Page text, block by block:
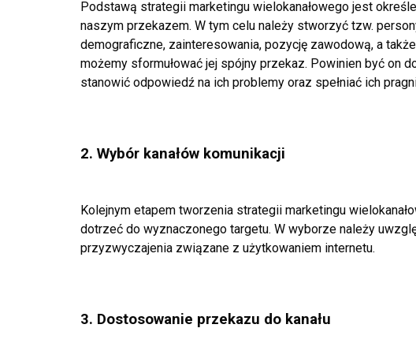
Podstawą strategii marketingu wielokanałowego jest
naszym przekazem. W tym celu należy stworzyć tzw.
demograficzne, zainteresowania, pozycję zawodową, a także
możemy sformułować jej spójny przekaz. Powinien być on
stanowić odpowiedź na ich problemy oraz spełniać ich
2. Wybór kanałów komunikacji
Kolejnym etapem tworzenia strategii marketingu
dotrzeć do wyznaczonego targetu. W wyborze należy
przyzwyczajenia związane z użytkowaniem internetu.
3. Dostosowanie przekazu do kanału